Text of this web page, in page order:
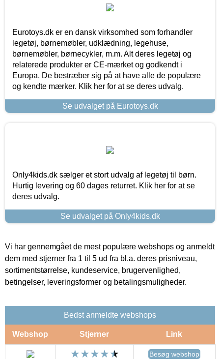
Eurotoys.dk er en dansk virksomhed som forhandler
legetøj, børnemøbler, udklædning, legehuse,
børnemøbler, børnecykler, m.m. Alt deres legetøj og
relaterede produkter er CE-mærket og godkendt i
Europa. De bestræber sig på at have alle de populære
og kendte mærker. Klik her for at se deres udvalg.
Se udvalget på Eurotoys.dk
Only4kids.dk sælger et stort udvalg af legetøj til børn.
Hurtig levering og 60 dages returret. Klik her for at se
deres udvalg.
Se udvalget på Only4kids.dk
Vi har gennemgået de mest populære webshops og anmeldt
dem med stjerner fra 1 til 5 ud fra bl.a. deres prisniveau,
sortimentstørrelse, kundeservice, brugervenlighed,
betingelser, leveringsformer og betalingsmuligheder.
Bedst anmeldte webshops
Webshop Stjerner Link
Besøg webshop